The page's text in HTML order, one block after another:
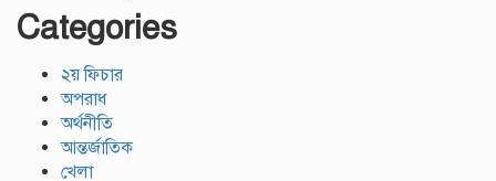
Categories
২য় ফিচার
অপরাধ
অর্থনীতি
আন্তর্জাতিক
খেলা